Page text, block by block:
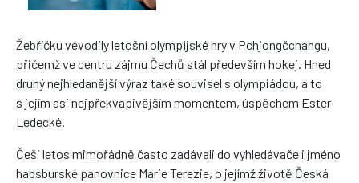
Žebříčku vévodily letošní olympijské hry v Pchjongčchangu,
přičemž ve centru zájmu Čechů stál především hokej. Hned
druhý nejhledanější výraz také souvisel s olympiádou, a to
s jejím asi nejpřekvapivějším momentem, úspěchem Ester
Ledecké.
Češi letos mimořádně často zadávali do vyhledávače i jméno
habsburské panovnice Marie Terezie, o jejímž životě Česká